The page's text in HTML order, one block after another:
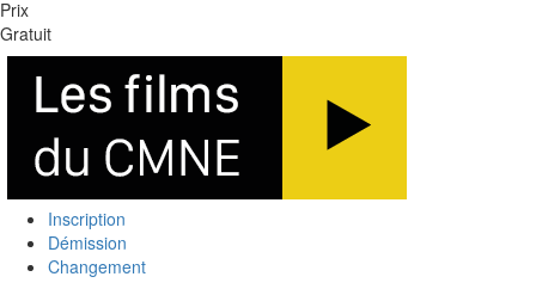
Prix
Gratuit
Inscription
Démission
Changement